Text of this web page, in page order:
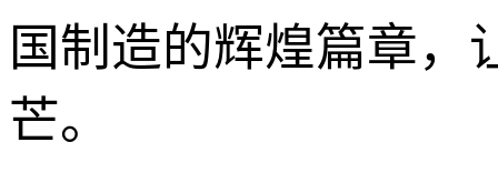
国制造的辉煌篇章，
芒。